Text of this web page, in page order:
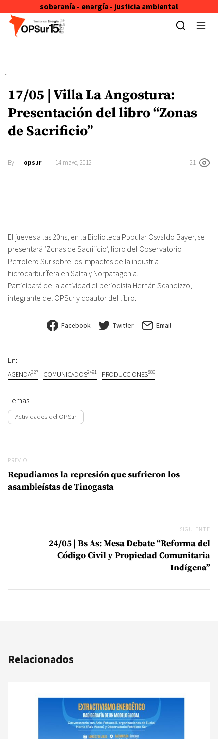
soberanía - energía - justicia ambiental
Skip to content
17/05 | Villa La Angostura:
Presentación del libro “Zonas
de Sacrificio”
By opsur 14 mayo, 2012 21
El jueves a las 20hs, en la Biblioteca Popular Osvaldo Bayer, se
presentará ‘Zonas de Sacrificio’, libro del Observatorio
Petrolero Sur sobre los impactos de la industria
hidrocarburífera en Salta y Norpatagonia.
Participará de la actividad el periodista Hernán Scandizzo,
integrante del OPSur y coautor del libro.
Facebook Twitter Email
En:
AGENDA327 COMUNICADOS2491 PRODUCCIONES886
Temas
Actividades del OPSur
Previo
PREVIO
Repudiamos la represión que sufrieron los
asambleístas de Tinogasta
SIGUIENTE
24/05 | Bs As: Mesa Debate “Reforma del
Código Civil y Propiedad Comunitaria
Indígena”
Relacionados